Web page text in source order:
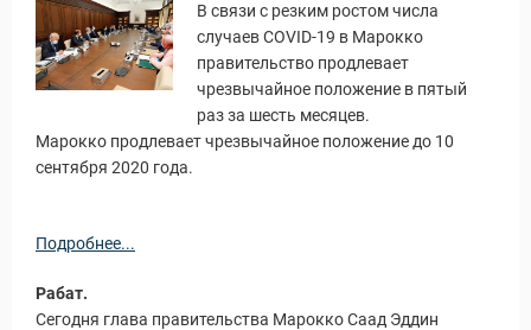
Новости и Отчеты
В связи с резким ростом числа
случаев COVID-19 в Марокко
правительство продлевает
чрезвычайное положение в пятый
раз за шесть месяцев.
Марокко продлевает чрезвычайное положение до 10
сентября 2020 года.
Подробнее...
Рабат.
Сегодня глава правительства Марокко Саад Эддин